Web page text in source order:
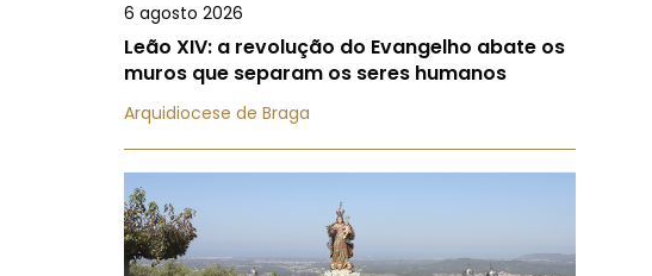
6 agosto 2026
Leão XIV: a revolução do Evangelho abate os
muros que separam os seres humanos
Arquidiocese de Braga